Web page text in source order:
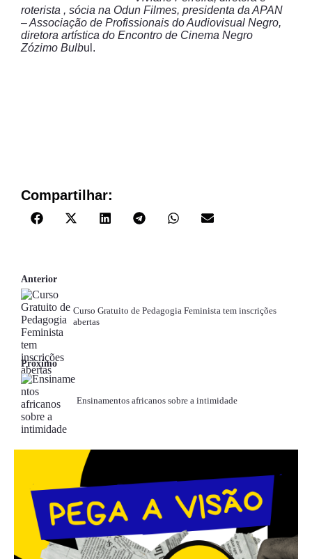
roterista , sócia na Odun Filmes, presidenta da APAN
– Associação de Profissionais do Audiovisual Negro,
diretora artística do Encontro de Cinema Negro
Zózimo Bulbul.
Compartilhar:
Anterior
Curso Gratuito de Pedagogia Feminista tem inscrições
abertas
Próximo
Ensinamentos africanos sobre a intimidade
.